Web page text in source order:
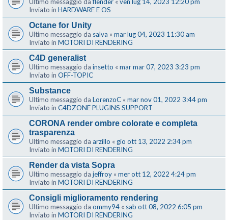
Inviato in HARDWARE E OS
Octane for Unity
Ultimo messaggio da salva « mar lug 04, 2023 11:30 am
Inviato in MOTORI DI RENDERING
C4D generalist
Ultimo messaggio da insetto « mar mar 07, 2023 3:23 pm
Inviato in OFF-TOPIC
Substance
Ultimo messaggio da LorenzoC « mar nov 01, 2022 3:44 pm
Inviato in C4DZONE PLUGINS SUPPORT
CORONA render ombre colorate e completa
trasparenza
Ultimo messaggio da arzillo « gio ott 13, 2022 2:34 pm
Inviato in MOTORI DI RENDERING
Render da vista Sopra
Ultimo messaggio da jeffroy « mer ott 12, 2022 4:24 pm
Inviato in MOTORI DI RENDERING
Consigli miglioramento rendering
Ultimo messaggio da ommy94 « sab ott 08, 2022 6:05 pm
Inviato in MOTORI DI RENDERING